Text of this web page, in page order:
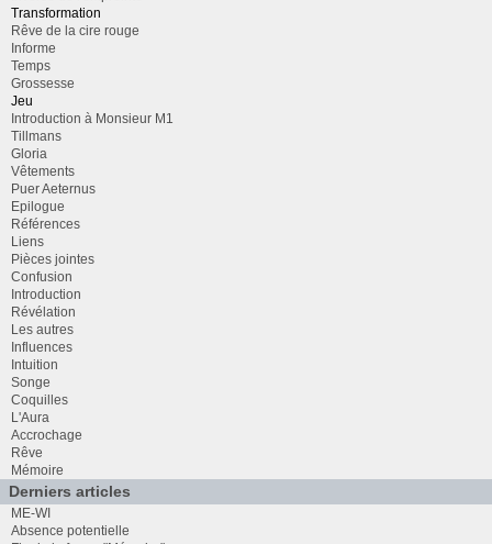
Transformation
Rêve de la cire rouge
Informe
Temps
Grossesse
Jeu
Introduction à Monsieur M1
Tillmans
Gloria
Vêtements
Puer Aeternus
Epilogue
Références
Liens
Pièces jointes
Confusion
Introduction
Révélation
Les autres
Influences
Intuition
Songe
Coquilles
L'Aura
Accrochage
Rêve
Mémoire
Derniers articles
ME-WI
Absence potentielle